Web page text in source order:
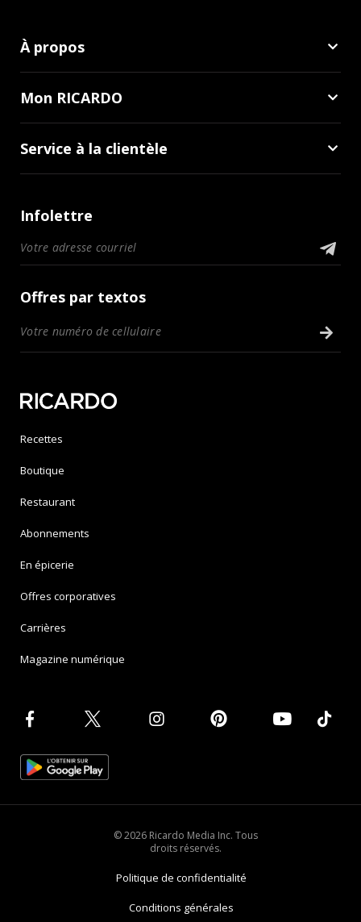
À propos
Mon RICARDO
Service à la clientèle
Infolettre
Offres par textos
Recettes
Boutique
Restaurant
Abonnements
En épicerie
Offres corporatives
Carrières
Magazine numérique
© 2026 Ricardo Media Inc. Tous
droits réservés.
Politique de confidentialité
Conditions générales